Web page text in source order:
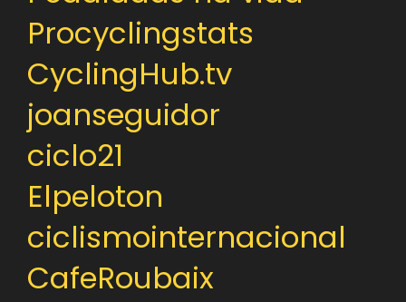
Procyclingstats
CyclingHub.tv
joanseguidor
ciclo21
Elpeloton
ciclismointernacional
CafeRoubaix